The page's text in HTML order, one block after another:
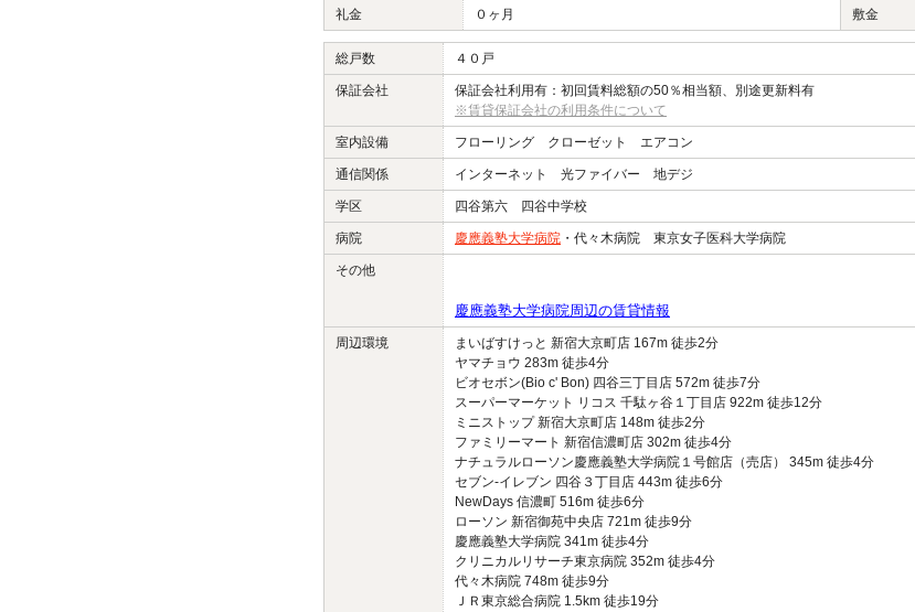
礼金 ０ヶ月 敷金
総戸数 ４０戸
保証会社
保証会社利用有：初回賃料総額の50％相当額、別途更新料有
※賃貸保証会社の利用条件について
室内設備 フローリング クローゼット エアコン
通信関係 インターネット 光ファイバー 地デジ
学区 四谷第六 四谷中学校
病院 慶應義塾大学病院 ・代々木病院 東京女子医科大学病院
その他
慶應義塾大学病院周辺の賃貸情報
周辺環境
まいばすけっと 新宿大京町店 167m 徒歩2分
ヤマチョウ 283m 徒歩4分
ビオセボン(Bio c' Bon) 四谷三丁目店 572m 徒歩7分
スーパーマーケット リコス 千駄ヶ谷１丁目店 922m 徒歩12分
ミニストップ 新宿大京町店 148m 徒歩2分
ファミリーマート 新宿信濃町店 302m 徒歩4分
ナチュラルローソン慶應義塾大学病院１号館店（売店） 345m 徒歩4分
セブン-イレブン 四谷３丁目店 443m 徒歩6分
NewDays 信濃町 516m 徒歩6分
ローソン 新宿御苑中央店 721m 徒歩9分
慶應義塾大学病院 341m 徒歩4分
クリニカルリサーチ東京病院 352m 徒歩4分
代々木病院 748m 徒歩9分
ＪＲ東京総合病院 1.5km 徒歩19分